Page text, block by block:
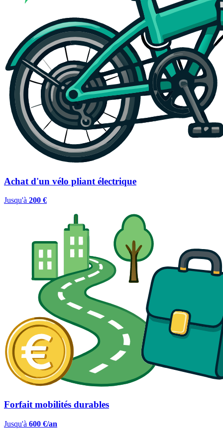
Achat d'un vélo pliant électrique
Jusqu'à 200 €
Forfait mobilités durables
Jusqu'à 600 €/an